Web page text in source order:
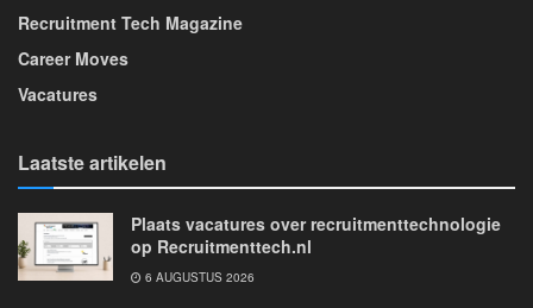
Recruitment Tech Magazine
Career Moves
Vacatures
Laatste artikelen
Plaats vacatures over recruitmenttechnologie
op Recruitmenttech.nl
6 AUGUSTUS 2026